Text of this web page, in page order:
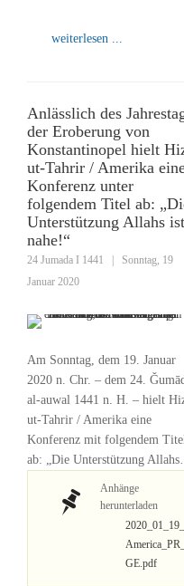
weiterlesen ...
Anlässlich des
der Eroberung von
Konstantinopel hielt
ut-Tahrir / Amerika
Konferenz unter
folgendem Titel ab:
Unterstützung Allahs ist
nahe!“
24 Jumada I 1441
Sonntag, 19
Januar 2020
Am Sonntag, dem 19. Januar
2020 n. Chr. – dem 24.
al-auwal 1441 n. H. – hielt
ut-Tahrir / Amerika eine
Konferenz mit folgendem
ab: „Die Unterstützung
Anhänge
herunterladen
2020_01_19_
America_PR_
GE.pdf